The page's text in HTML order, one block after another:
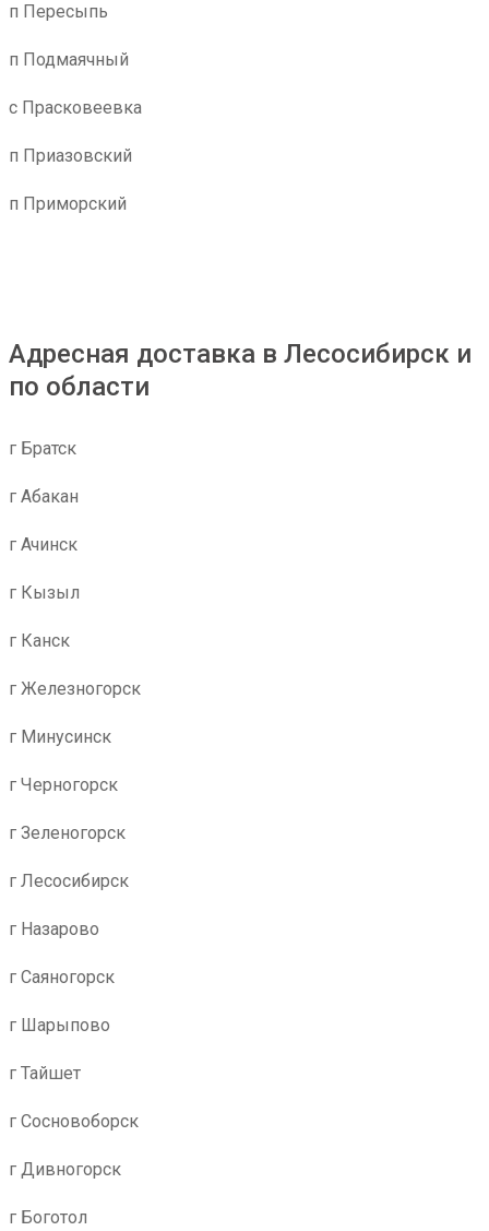
п Пересыпь
п Подмаячный
с Прасковеевка
п Приазовский
п Приморский
Адресная доставка в Лесосибирск и
по области
г Братск
г Абакан
г Ачинск
г Кызыл
г Канск
г Железногорск
г Минусинск
г Черногорск
г Зеленогорск
г Лесосибирск
г Назарово
г Саяногорск
г Шарыпово
г Тайшет
г Сосновоборск
г Дивногорск
г Боготол